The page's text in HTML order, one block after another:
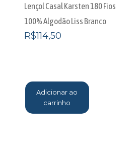
Lençol Casal Karsten 180 Fios
100% Algodão Liss Branco
R$114,50
Adicionar ao
carrinho